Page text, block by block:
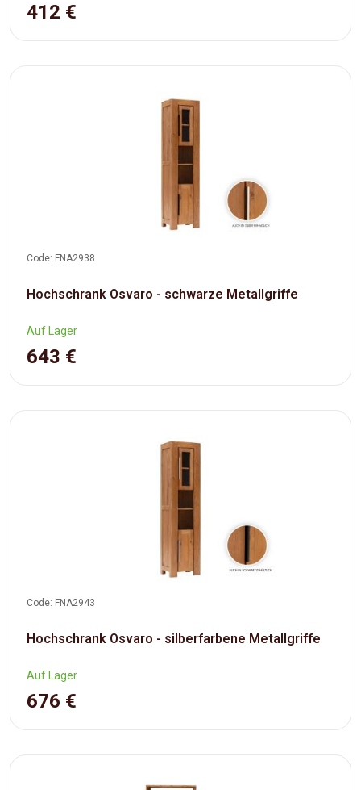
412 €
Code: FNA2938
Hochschrank Osvaro - schwarze Metallgriffe
Auf Lager
643 €
Code: FNA2943
Hochschrank Osvaro - silberfarbene Metallgriffe
Auf Lager
676 €